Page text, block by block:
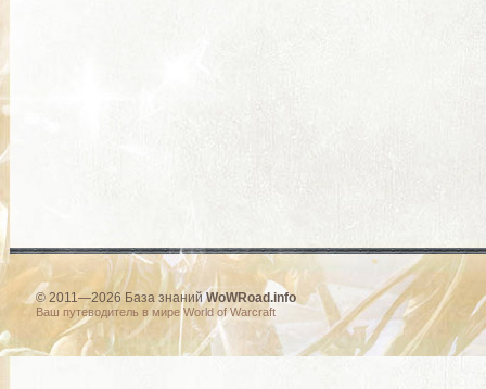
© 2011—2026 База знанийWoWRoad.info
Ваш путеводитель в мире World of Warcraft